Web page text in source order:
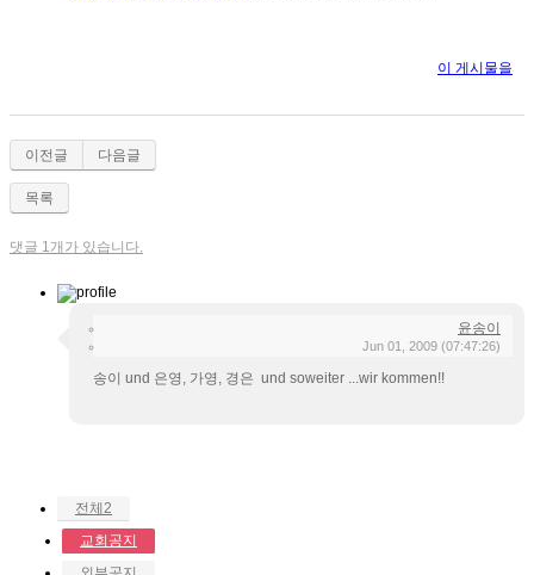
이 게시물을
이전글 다음글
목록
댓글 1개가 있습니다.
윤송이
Jun 01, 2009 (07:47:26)
송이 und 은영, 가영, 경은 und soweiter ...wir kommen!!
전체2
교회공지